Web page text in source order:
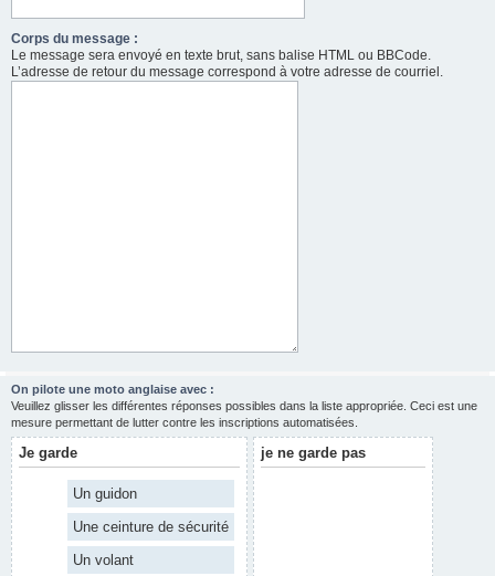
Corps du message :
Le message sera envoyé en texte brut, sans balise HTML ou BBCode.
L’adresse de retour du message correspond à votre adresse de courriel.
On pilote une moto anglaise avec :
Veuillez glisser les différentes réponses possibles dans la liste appropriée. Ceci est une
mesure permettant de lutter contre les inscriptions automatisées.
Je garde
Un guidon
Une ceinture de sécurité
Un volant
je ne garde pas